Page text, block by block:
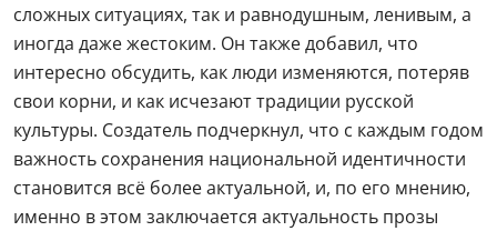
сложных ситуациях, так и равнодушным, ленивым, а
иногда даже жестоким. Он также добавил, что
интересно обсудить, как люди изменяются, потеряв
свои корни, и как исчезают традиции русской
культуры. Создатель подчеркнул, что с каждым годом
важность сохранения национальной идентичности
становится всё более актуальной, и, по его мнению,
именно в этом заключается актуальность прозы